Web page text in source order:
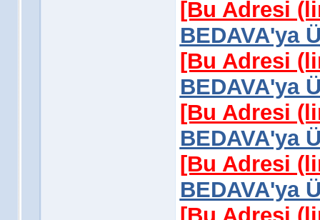
[Bu Adresi
BEDAVA'ya
[Bu Adresi
BEDAVA'ya
[Bu Adresi
BEDAVA'ya
[Bu Adresi
BEDAVA'ya